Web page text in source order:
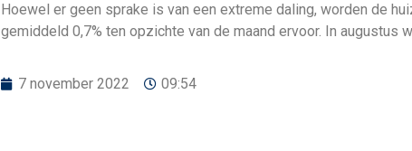
Hoewel er geen sprake is van een extreme daling, worden de
gemiddeld 0,7% ten opzichte van de maand ervoor. In augustus
7 november 2022 09:54